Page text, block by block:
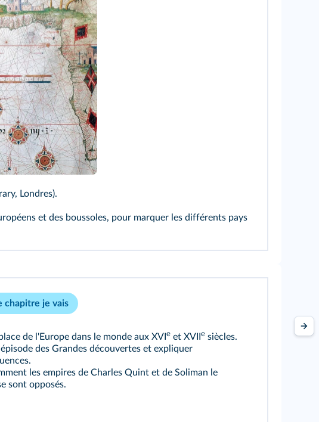
Londres).
et des boussoles, pour marquer les différents pays
chapitre je vais
de l'Europe dans le monde aux XVIe et XVIIe siècles.
des Grandes découvertes et expliquer
les empires de Charles Quint et de Soliman le
sont opposés.